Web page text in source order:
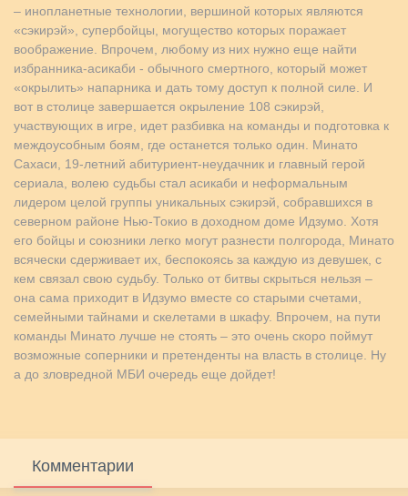
– инопланетные технологии, вершиной которых являются
«сэкирэй», супербойцы, могущество которых поражает
воображение. Впрочем, любому из них нужно еще найти
избранника-асикаби - обычного смертного, который может
«окрылить» напарника и дать тому доступ к полной силе. И
вот в столице завершается окрыление 108 сэкирэй,
участвующих в игре, идет разбивка на команды и подготовка к
междоусобным боям, где останется только один. Минато
Сахаси, 19-летний абитуриент-неудачник и главный герой
сериала, волею судьбы стал асикаби и неформальным
лидером целой группы уникальных сэкирэй, собравшихся в
северном районе Нью-Токио в доходном доме Идзумо. Хотя
его бойцы и союзники легко могут разнести полгорода, Минато
всячески сдерживает их, беспокоясь за каждую из девушек, с
кем связал свою судьбу. Только от битвы скрыться нельзя –
она сама приходит в Идзумо вместе со старыми счетами,
семейными тайнами и скелетами в шкафу. Впрочем, на пути
команды Минато лучше не стоять – это очень скоро поймут
возможные соперники и претенденты на власть в столице. Ну
а до зловредной МБИ очередь еще дойдет!
Комментарии